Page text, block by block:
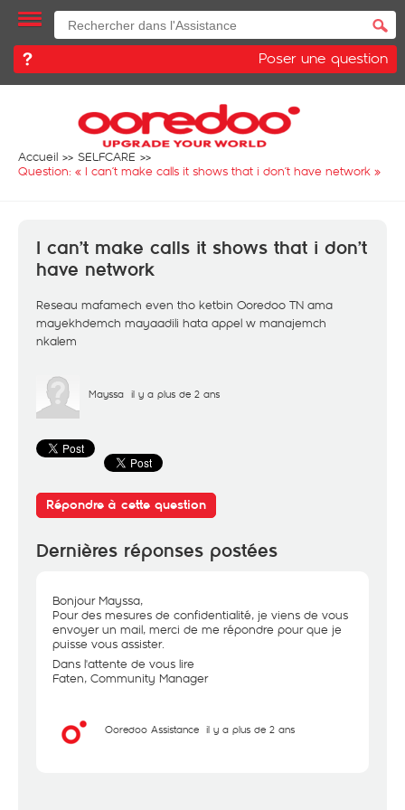
Poser une question
Accueil
SELFCARE
Question: « I can’t make calls it shows that i don’t have network »
I can’t make calls it shows that i don’t
have network
Reseau mafamech even tho ketbin Ooredoo TN ama
mayekhdemch mayaadili hata appel w manajemch
nkalem
Mayssa il y a plus de 2 ans
Répondre à cette question
Dernières réponses postées
Bonjour Mayssa,
Pour des mesures de confidentialité, je viens de vous
envoyer un mail, merci de me répondre pour que je
puisse vous assister.
Dans l'attente de vous lire
Faten, Community Manager
Ooredoo Assistance il y a plus de 2 ans